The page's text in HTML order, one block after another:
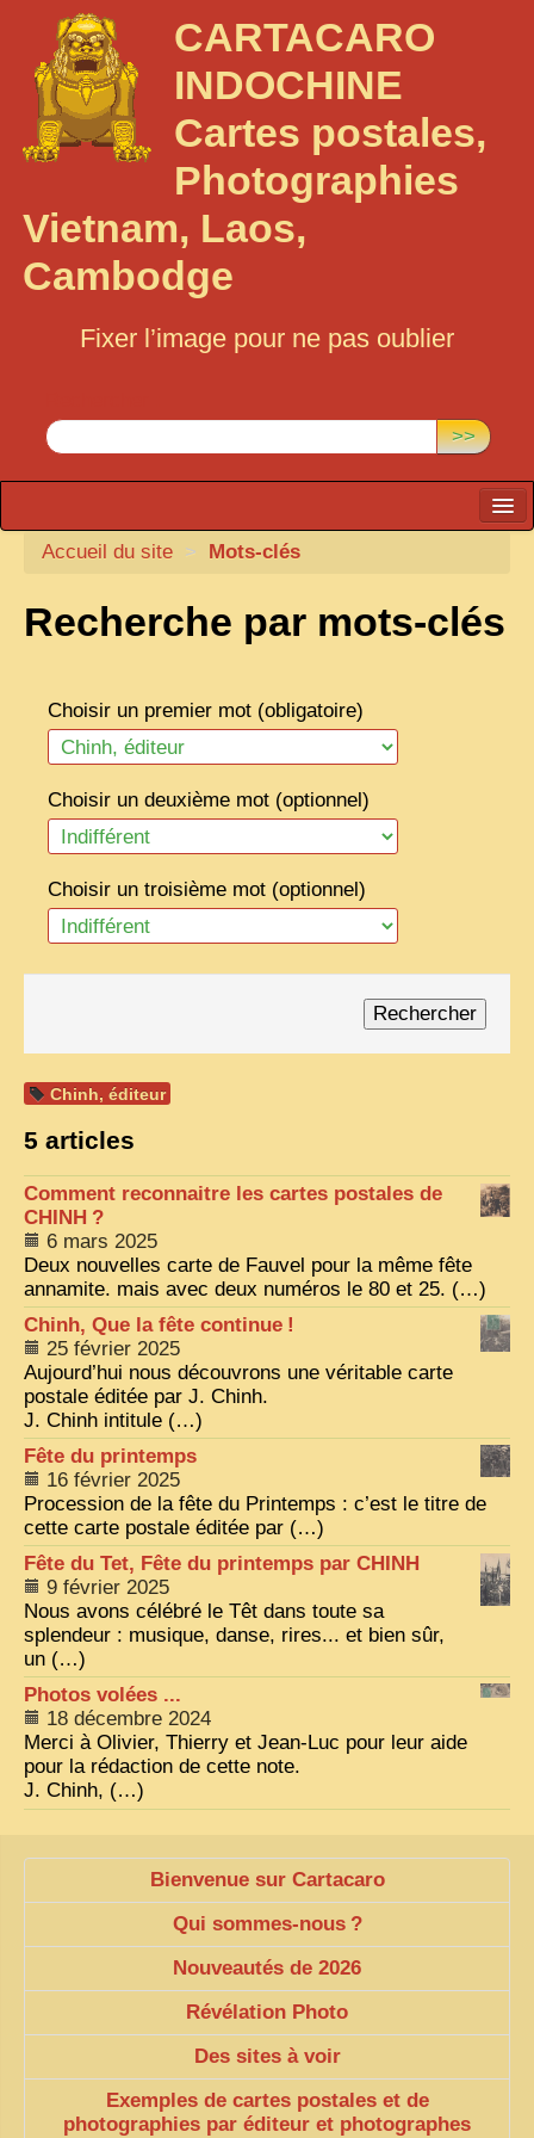
CARTACARO
INDOCHINE
Cartes postales,
Photographies
Vietnam, Laos,
Cambodge
Fixer l’image pour ne pas oublier
>>
CARTACARO
PHOTOGRAPHES, EDITEURS
TONKIN
FRONTIÈRE
1908, RÉVOLTE
ANNAM CENTRE
COCHINCHINE
LES ETHNIES
LAOS
VIETNAM 1950
ALBUMS DE FAMILLE
INDOCHINE HISTORIQUE
ARMÉE, JUSTICE, EDUCATION, RELIGION...
MÉTIERS, FÊTES, TRANSPORTS
TRADITIONS ET MODERNITÉ
INSOLITES
EN DIRECT
ENQUÊTES
2025 LAOS 1950 CPSM
2026 PERI, VIÊT-CONG
VIETNAM
ZOOM PHOTO
DÊ THAM
MUSÉES
ALBUMS FAMILLE
EN
Accueil du site > Mots-clés
Recherche par mots-clés
Choisir un premier mot (obligatoire)
Choisir un deuxième mot (optionnel)
Choisir un troisième mot (optionnel)
Chinh, éditeur
5 articles
Comment reconnaitre les cartes postales de
CHINH ?
6 mars 2025
Deux nouvelles carte de Fauvel pour la même fête
annamite. mais avec deux numéros le 80 et 25. (…)
Chinh, Que la fête continue !
25 février 2025
Aujourd’hui nous découvrons une véritable carte
postale éditée par J. Chinh.
J. Chinh intitule (…)
Fête du printemps
16 février 2025
Procession de la fête du Printemps : c’est le titre de
cette carte postale éditée par (…)
Fête du Tet, Fête du printemps par CHINH
9 février 2025
Nous avons célébré le Têt dans toute sa
splendeur : musique, danse, rires... et bien sûr,
un (…)
Photos volées ...
18 décembre 2024
Merci à Olivier, Thierry et Jean-Luc pour leur aide
pour la rédaction de cette note.
J. Chinh, (…)
Bienvenue sur Cartacaro
Qui sommes-nous ?
Nouveautés de 2026
Révélation Photo
Des sites à voir
Exemples de cartes postales et de
photographies par éditeur et photographes